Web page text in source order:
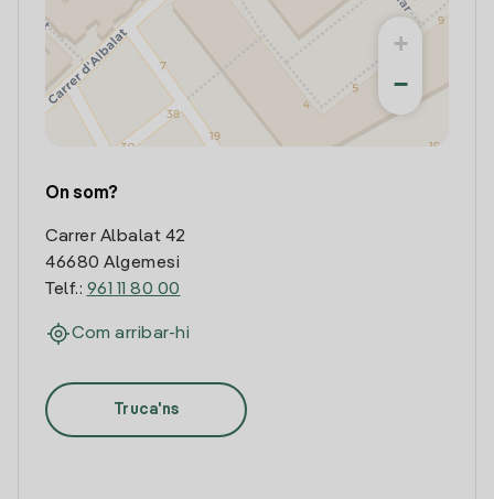
+
−
On som?
Carrer Albalat 42
46680 Algemesi
Telf.: 961 11 80 00
Com arribar-hi
Truca'ns